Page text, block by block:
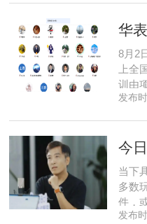
长久
创始
8月2
上全
训由
了来
间盘
现状
发布
当下
多数
件，
自创
发布